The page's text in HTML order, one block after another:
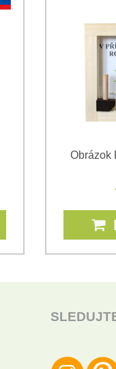
Obrázok